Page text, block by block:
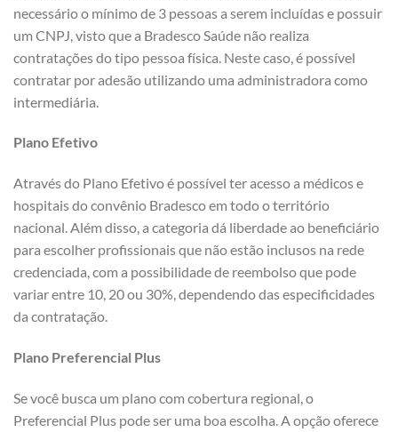
necessário o mínimo de 3 pessoas a serem incluídas e possuir
um CNPJ, visto que a Bradesco Saúde não realiza
contratações do tipo pessoa física. Neste caso, é possível
contratar por adesão utilizando uma administradora como
intermediária.
Plano Efetivo
Através do Plano Efetivo é possível ter acesso a médicos e
hospitais do convênio Bradesco em todo o território
nacional. Além disso, a categoria dá liberdade ao beneficiário
para escolher profissionais que não estão inclusos na rede
credenciada, com a possibilidade de reembolso que pode
variar entre 10, 20 ou 30%, dependendo das especificidades
da contratação.
Plano Preferencial Plus
Se você busca um plano com cobertura regional, o
Preferencial Plus pode ser uma boa escolha. A opção oferece